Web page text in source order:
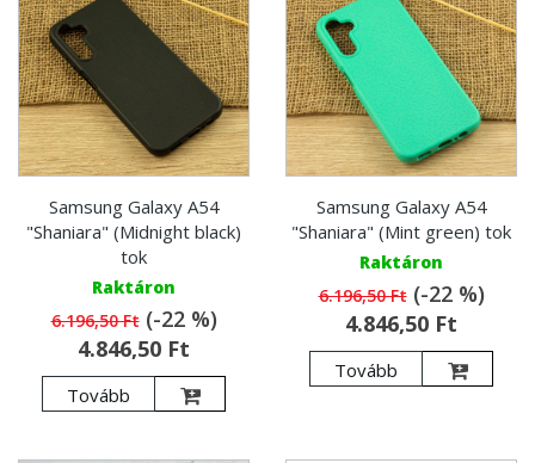
Samsung Galaxy A54
"Shaniara" (Midnight black)
tok
Raktáron
6.196,50 Ft(-22 %)
4.846,50 Ft
Tovább
Samsung Galaxy A54
"Shaniara" (Mint green) tok
Raktáron
6.196,50 Ft(-22 %)
4.846,50 Ft
Tovább